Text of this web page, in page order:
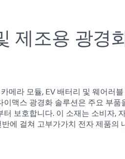
제조용 광경
메라 모듈, EV 배터리 및 웨어러
맥스 광경화 솔루션은 주요 부품
보호합니다. 이 소재는 소비자,
에 걸쳐 고부가가치 전자 제품의